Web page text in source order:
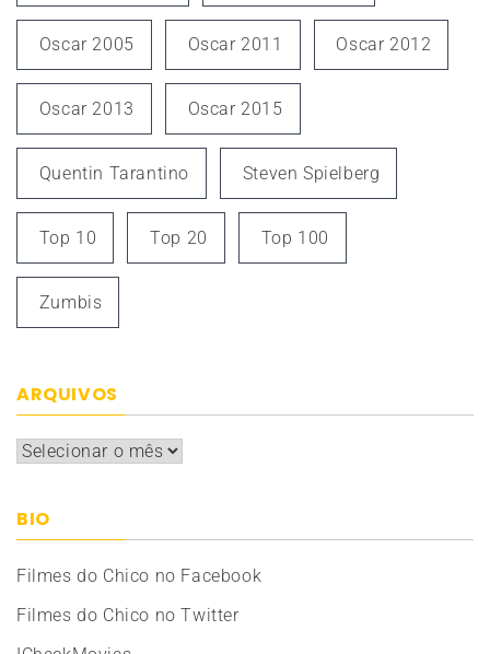
Oscar 2005 Oscar 2011 Oscar 2012
Oscar 2013 Oscar 2015
Quentin Tarantino Steven Spielberg
Top 10 Top 20 Top 100
Zumbis
ARQUIVOS
Arquivos
BIO
Filmes do Chico no Facebook
Filmes do Chico no Twitter